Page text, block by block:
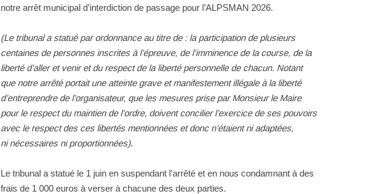
notre arrêt municipal d’interdiction de passage pour l’ALPSMAN 2026.
(Le tribunal a statué par ordonnance au titre de : la participation de plusieurs
centaines de personnes inscrites à l’épreuve, de l’imminence de la course, de la
liberté d’aller et venir et du respect de la liberté personnelle de chacun. Notant
que notre arrêté portait une atteinte grave et manifestement illégale à la liberté
d’entreprendre de l’organisateur, que les mesures prise par Monsieur le Maire
pour le respect du maintien de l’ordre, doivent concilier l’exercice de ses pouvoirs
avec le respect des ces libertés mentionnées et donc n’étaient ni adaptées,
ni nécessaires ni proportionnées).
Le tribunal a statué le 1 juin en suspendant l’arrêté et en nous condamnant à des
frais de 1 000 euros à verser à chacune des deux parties.